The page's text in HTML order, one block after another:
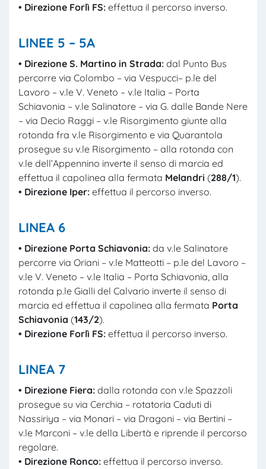
• Direzione Forlì FS: effettua il percorso inverso.
LINEE 5 – 5A
• Direzione S. Martino in Strada: dal Punto Bus
percorre via Colombo – via Vespucci– p.le del
Lavoro – v.le V. Veneto – v.le Italia – Porta
Schiavonia – v.le Salinatore – via G. dalle Bande Nere
– via Decio Raggi – v.le Risorgimento giunte alla
rotonda fra v.le Risorgimento e via Quarantola
prosegue su v.le Risorgimento – alla rotonda con
v.le dell’Appennino inverte il senso di marcia ed
effettua il capolinea alla fermata Melandri (288/1).
• Direzione Iper: effettua il percorso inverso.
LINEA 6
• Direzione Porta Schiavonia: da v.le Salinatore
percorre via Oriani – v.le Matteotti – p.le del Lavoro –
v.le V. Veneto – v.le Italia – Porta Schiavonia, alla
rotonda p.le Gialli del Calvario inverte il senso di
marcia ed effettua il capolinea alla fermata Porta
Schiavonia (143/2).
• Direzione Forlì FS: effettua il percorso inverso.
LINEA 7
• Direzione Fiera: dalla rotonda con v.le Spazzoli
prosegue su via Cerchia – rotatoria Caduti di
Nassiriya – via Monari – via Dragoni – via Bertini –
v.le Marconi – v.le della Libertà e riprende il percorso
regolare.
• Direzione Ronco: effettua il percorso inverso.